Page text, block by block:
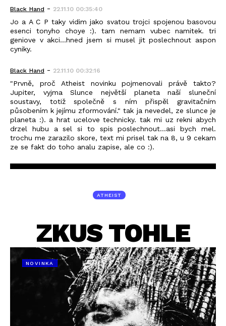
Black_Hand - 22.11.10 00:35:40
Jo a A C P taky vidim jako svatou trojci spojenou basovou
esenci tonyho choye :). tam nemam vubec namitek. tri
geniove v akci...hned jsem si musel jit poslechnout aspon
cyniky.
Black_Hand - 22.11.10 00:32:16
"Prvně, proč Atheist novinku pojmenovali právě takto?
Jupiter, vyjma Slunce největší planeta naší sluneční
soustavy, totiž společně s ním přispěl gravitačním
působením k jejímu zformování." tak ja nevedel, ze slunce je
planeta :). a hrat ucelove technicky. tak mi uz rekni abych
drzel hubu a sel si to spis poslechnout...asi bych mel.
trochu me zarazilo skore, text mi prisel tak na 8, u 9 cekam
ze se fakt do toho analu zapise, ale co :).
ATHEIST
ZKUS TOHLE
NOVINKA